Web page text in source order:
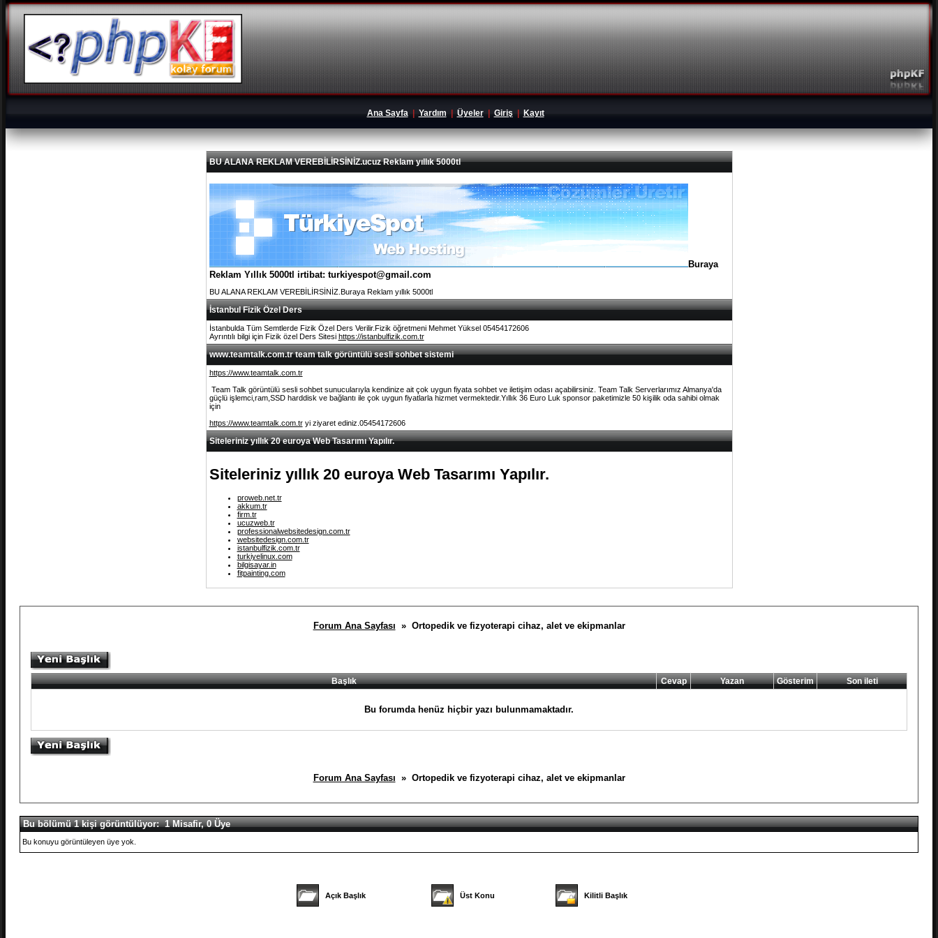
Ana Sayfa| Yardım Üyeler| Giriş| Kayıt
BU ALANA REKLAM VEREBİLİRSİNİZ.ucuz Reklam yıllık 5000tl
Buraya
Reklam Yıllık 5000tl irtibat: turkiyespot@gmail.com
BU ALANA REKLAM VEREBİLİRSİNİZ.Buraya Reklam yıllık 5000tl
İstanbul Fizik Özel Ders
İstanbulda Tüm Semtlerde Fizik Özel Ders Verilir.Fizik öğretmeni Mehmet Yüksel 05454172606
Ayrıntılı bilgi için Fizik özel Ders Sitesi https://istanbulfizik.com.tr
www.teamtalk.com.tr team talk görüntülü sesli sohbet sistemi
https://www.teamtalk.com.tr
Team Talk görüntülü sesli sohbet sunucularıyla kendinize ait çok uygun fiyata sohbet ve iletişim odası açabilirsiniz. Team Talk Serverlarımız Almanya'da
güçlü işlemci,ram,SSD harddisk ve bağlantı ile çok uygun fiyatlarla hizmet vermektedir.Yıllık 36 Euro Luk sponsor paketimizle 50 kişilik oda sahibi olmak
için
https://www.teamtalk.com.tryi ziyaret ediniz.05454172606
Siteleriniz yıllık 20 euroya Web Tasarımı Yapılır.
Siteleriniz yıllık 20 euroya Web Tasarımı Yapılır.
proweb.net.tr
akkum.tr
firm.tr
ucuzweb.tr
professionalwebsitedesign.com.tr
websitedesign.com.tr
istanbulfizik.com.tr
turkiyelinux.com
bilgisayar.in
fitpainting.com
Forum Ana Sayfası » Ortopedik ve fizyoterapi cihaz, alet ve ekipmanlar
Başlık Cevap Yazan Gösterim Son ileti
Bu forumda henüz hiçbir yazı bulunmamaktadır.
Forum Ana Sayfası » Ortopedik ve fizyoterapi cihaz, alet ve ekipmanlar
Bu bölümü 1 kişi görüntülüyor: 1 Misafir, 0 Üye
Bu konuyu görüntüleyen üye yok.
Açık Başlık Üst Konu Kilitli Başlık